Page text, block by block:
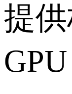
提
GPU